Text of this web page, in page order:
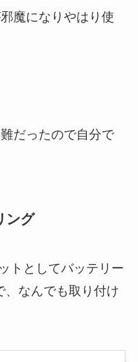
魔になりやはり使
だったので自分で
ング
トとしてバッテリー
、なんでも取り付け